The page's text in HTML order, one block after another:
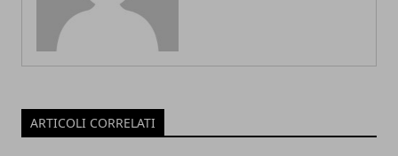
ARTICOLI CORRELATI